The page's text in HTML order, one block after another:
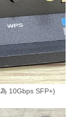
10Gbps SFP+)